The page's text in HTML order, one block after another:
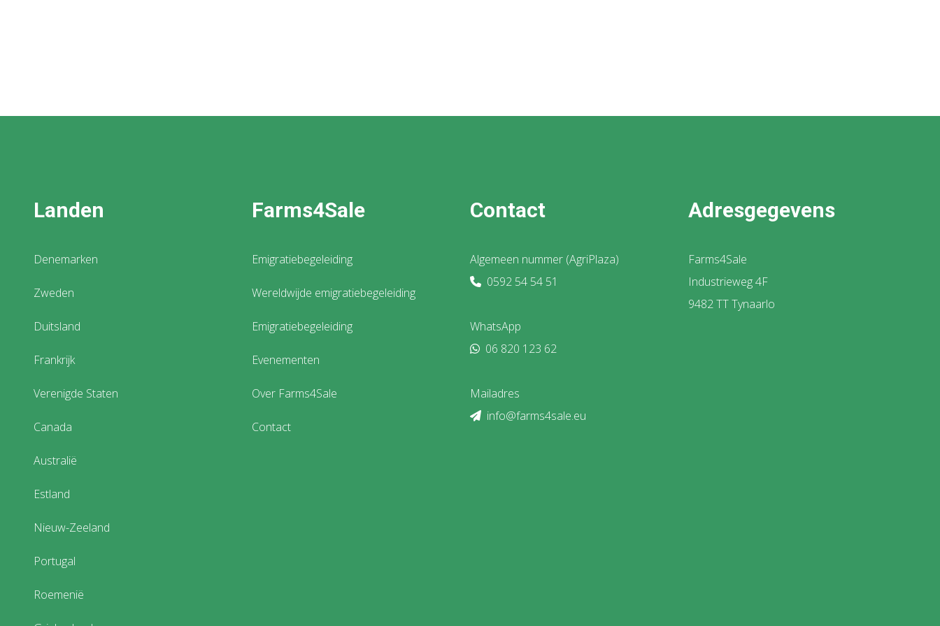
Landen
Denemarken
Zweden
Duitsland
Frankrijk
Verenigde Staten
Canada
Australië
Estland
Nieuw-Zeeland
Portugal
Roemenië
Farms4Sale
Emigratiebegeleiding
Wereldwijde emigratiebegeleiding
Emigratiebegeleiding
Evenementen
Over Farms4Sale
Contact
Contact
Algemeen nummer (AgriPlaza)
0592 54 54 51
WhatsApp
06 820 123 62
Mailadres
info@farms4sale.eu
Adresgegevens
Farms4Sale
Industrieweg 4F
9482 TT Tynaarlo